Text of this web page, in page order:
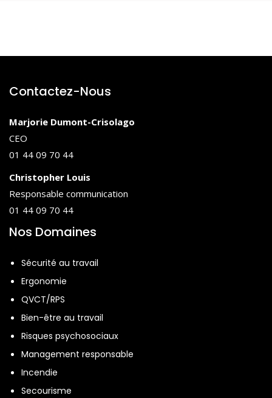
Contactez-Nous
Marjorie Dumont-Crisolago
CEO
01 44 09 70 44
Christopher Louis
Responsable communication
01 44 09 70 44
Nos Domaines
Sécurité au travail
Ergonomie
QVCT/RPS
Bien-être au travail
Risques psychosociaux
Management responsable
Incendie
Secourisme